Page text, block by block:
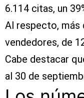
6.114 citas, un
Al respecto, más
vendedores, de
Cabe destacar
al 30 de